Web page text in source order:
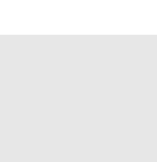
órgãos da 2ª